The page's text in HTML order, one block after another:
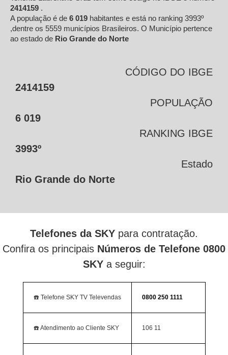
2414159 .
A população é de 6 019 habitantes e está no ranking 3993º
,dentre os 5559 municípios Brasileiros. O Município pertence
ao estado de Rio Grande do Norte
CÓDIGO DO IBGE
2414159
POPULAÇÃO
6 019
RANKING IBGE
3993º
Estado
Rio Grande do Norte
Telefones da SKY para contratação.
Confira os principais Números de Telefone 0800
SKYa seguir:
☎️ Telefone SKY TV Televendas 0800 250 1111
☎️ Atendimento ao Cliente SKY 106 11